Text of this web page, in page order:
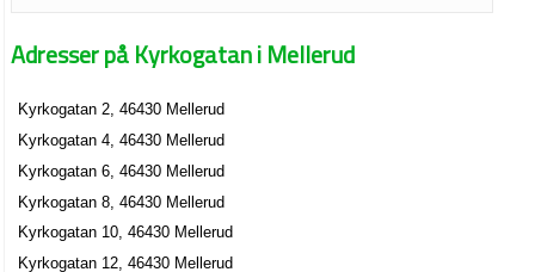
Adresser på Kyrkogatan i Mellerud
Kyrkogatan 2, 46430 Mellerud
Kyrkogatan 4, 46430 Mellerud
Kyrkogatan 6, 46430 Mellerud
Kyrkogatan 8, 46430 Mellerud
Kyrkogatan 10, 46430 Mellerud
Kyrkogatan 12, 46430 Mellerud